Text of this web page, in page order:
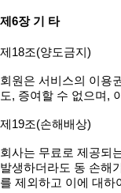
제6장 기 타
제18조(양도금지)
회원은 서비스의 이용
도, 증여할 수 없으며,
제19조(손해배상)
회사는 무료로 제공되
발생하더라도 동 손해
를 제외하고 이에 대하